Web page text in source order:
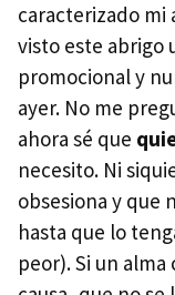
caracterizado
visto este abrigo
promocional y
ayer. No me
ahora sé que
necesito. Ni
obsesiona y que
hasta que lo
peor). Si un